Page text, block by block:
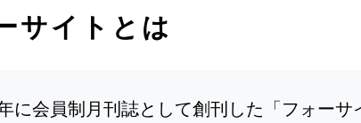
サイトとは
に会員制月刊誌として創刊した「フォーサ